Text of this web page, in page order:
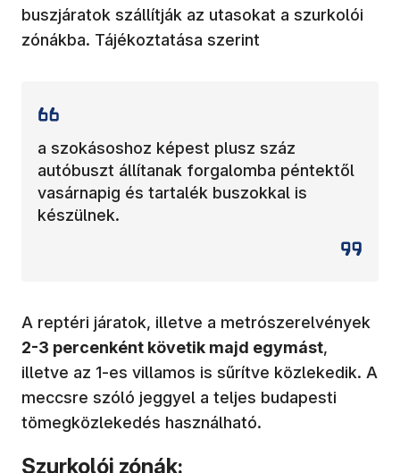
buszjáratok szállítják az utasokat a szurkolói
zónákba. Tájékoztatása szerint
a szokásoshoz képest plusz száz
autóbuszt állítanak forgalomba péntektől
vasárnapig és tartalék buszokkal is
készülnek.
A reptéri járatok, illetve a metrószerelvények
2-3 percenként követik majd egymást,
illetve az 1-es villamos is sűrítve közlekedik. A
meccsre szóló jeggyel a teljes budapesti
tömegközlekedés használható.
Szurkolói zónák: